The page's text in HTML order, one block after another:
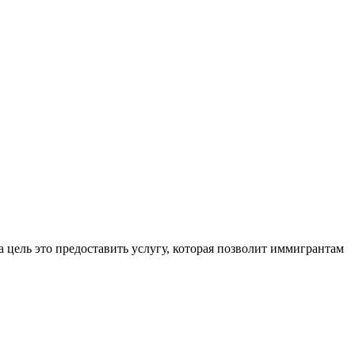
это предоставить услугу, которая позволит иммигрантам